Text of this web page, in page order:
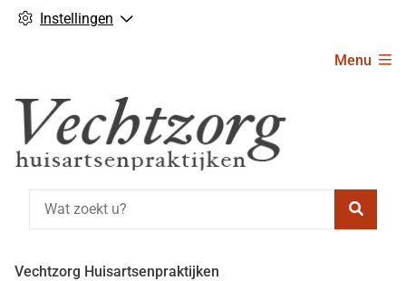
Instellingen
Menu
Vechtzorg Huisartsenpraktijken